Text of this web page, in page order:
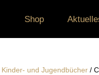
Shop
Kinder- und Jugendbücher /